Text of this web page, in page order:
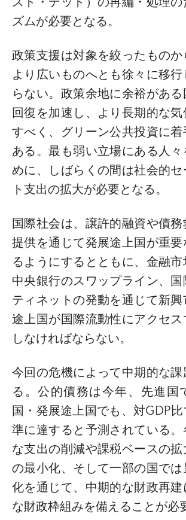
ズムが必要となる。
政策支援は対象を絞ったもの
より広いものへとも徐々に移
らない。政策余地に余裕があ
回復を加速し、より長期的な
すべく、グリーン公共投資に
ある。最も弱い立場にある人
めに、しばらくの間は社会的
ト支出の拡大が必要となる。
国際社会は、譲許的融資や債
提供を通じて発展途上国が重
るようにするとともに、金融
中央銀行のスワップライン、
ティネットの発動を通じて新
途上国が国際流動性にアクセ
しなければならない。
今回の危機によって中期的な
る。公的債務は今年、先進国
国・発展途上国でも、対GDP
準に達すると予測されている
な支出の削減や課税ベースの
の最小化、そして一部の国で
化を通じて、中期的な財政再
な財政枠組みを備えることが必